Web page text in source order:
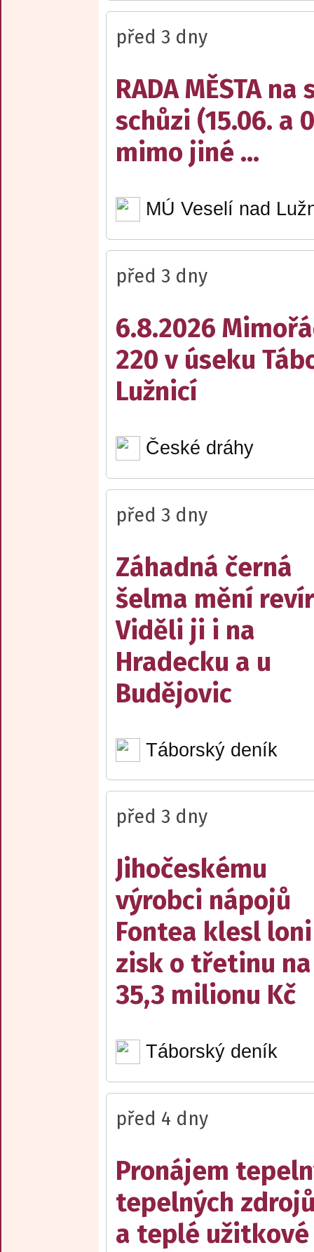
před 3 dny
RADA MĚSTA na
schůzi (15.06. a
mimo jiné ...
MÚ Veselí nad
před 3 dny
6.8.2026
220 v úseku
Lužnicí
České dráhy
před 3 dny
Záhadná černá
šelma mění
Viděli ji i na
Hradecku a u
Budějovic
Táborský deník
před 3 dny
Jihočeskému
výrobci nápojů
Fontea klesl loni
zisk o třetinu na
35,3 milionu Kč
Táborský deník
před 4 dny
Pronájem
tepelných
a teplé užitkové